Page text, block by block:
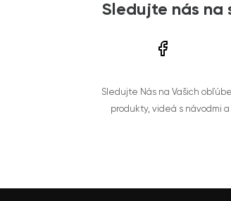
Sledujte nás na
Sledujte Nás na Vašich
produkty, videá s návodmi